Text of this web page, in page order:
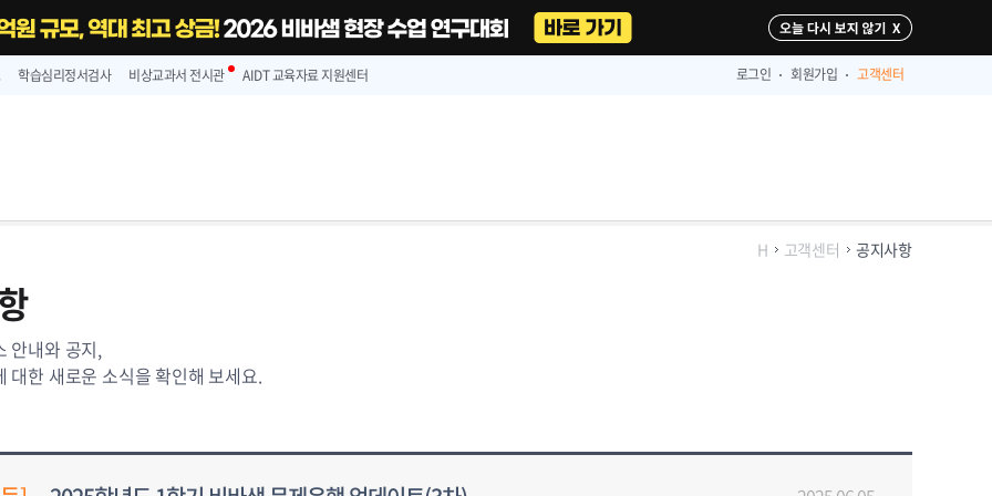
다시 보지 않기
학습심리정서검사 비상교과서 전시관 AIDT 교육자료 지원센터 로그인 회원가입 고객센터
H 고객센터 공지사항
안내와 공지,
대한 새로운 소식을 확인해 보세요.